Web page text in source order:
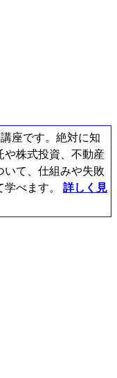
座です。絶対に知
や株式投資、不動産
いて、仕組みや失敗
べます。 詳しく見